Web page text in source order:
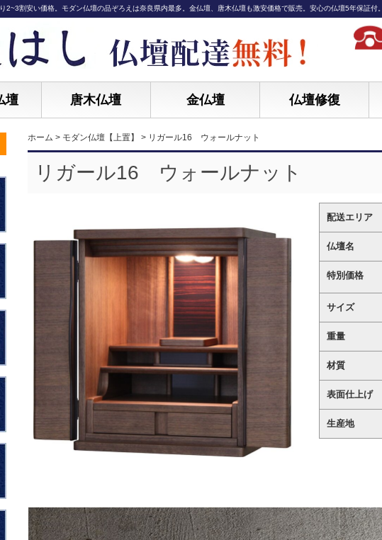
2~3割安い価格。モダン仏壇の品ぞろえは奈良県内最多。金仏壇、唐木仏壇も激安価格で販売。安心の仏壇5年保証付。
壇 唐木仏壇 金仏壇 仏壇修復
ホーム > モダン仏壇【上置】 > リガール16 ウォールナット
リガール16 ウォールナット
配送エリア
仏壇名
特別価格
サイズ
重量
材質
表面仕上げ
生産地